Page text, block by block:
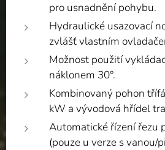
pro usnadnění pohybu.
Hydraulické usazovací
zvlášť vlastním
Možnost použití
náklonem 30°.
Kombinovaný pohon
kW a vývodová hřídel
Automatické řízení řezu
(pouze u verze s vanou/